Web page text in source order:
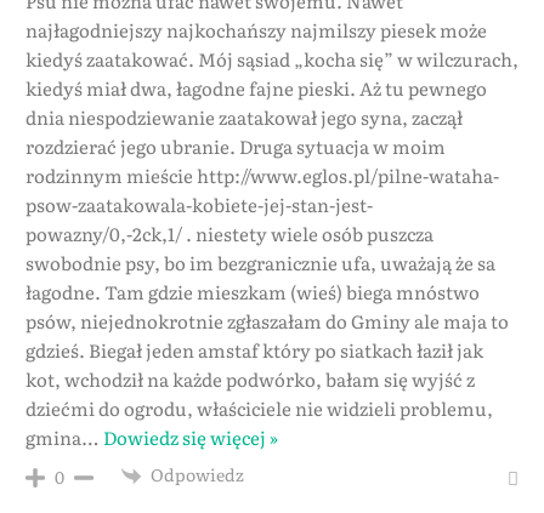
najłagodniejszy najkochańszy najmilszy piesek może
kiedyś zaatakować. Mój sąsiad „kocha się” w wilczurach,
kiedyś miał dwa, łagodne fajne pieski. Aż tu pewnego
dnia niespodziewanie zaatakował jego syna, zaczął
rozdzierać jego ubranie. Druga sytuacja w moim
rodzinnym mieście http://www.eglos.pl/pilne-wataha-
psow-zaatakowala-kobiete-jej-stan-jest-
powazny/0,-2ck,1/ . niestety wiele osób puszcza
swobodnie psy, bo im bezgranicznie ufa, uważają że sa
łagodne. Tam gdzie mieszkam (wieś) biega mnóstwo
psów, niejednokrotnie zgłaszałam do Gminy ale maja to
gdzieś. Biegał jeden amstaf który po siatkach łaził jak
kot, wchodził na każde podwórko, bałam się wyjść z
dziećmi do ogrodu, właściciele nie widzieli problemu,
gmina… Dowiedz się więcej »
0 Odpowiedz